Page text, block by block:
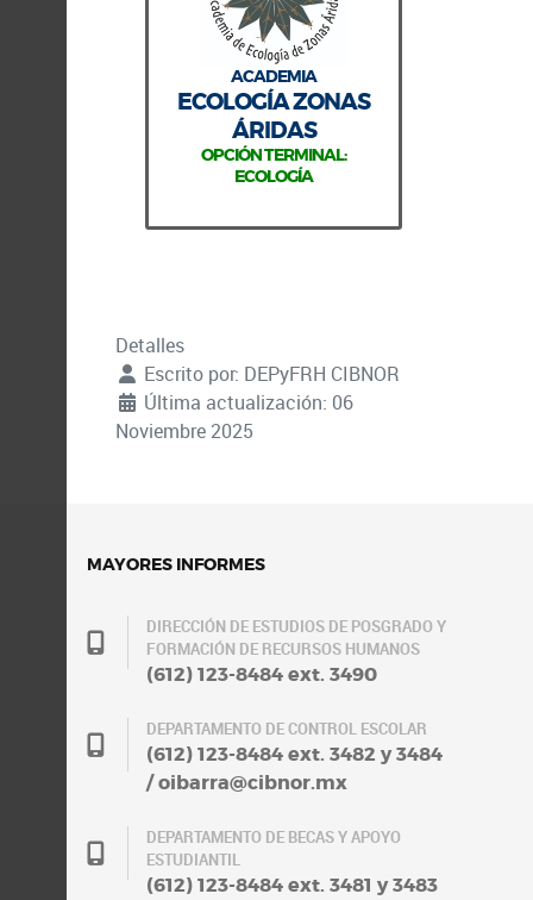
ACADEMIA
ECOLOGÍA ZONAS
ÁRIDAS
OPCIÓN TERMINAL:
ECOLOGÍA
Detalles
Escrito por: DEPyFRH CIBNOR
Última actualización: 06
Noviembre 2025
MAYORES INFORMES
DIRECCIÓN DE ESTUDIOS DE POSGRADO Y
FORMACIÓN DE RECURSOS HUMANOS
(612) 123-8484 ext. 3490
DEPARTAMENTO DE CONTROL ESCOLAR
(612) 123-8484 ext. 3482 y 3484
/ oibarra@cibnor.mx
DEPARTAMENTO DE BECAS Y APOYO
ESTUDIANTIL
(612) 123-8484 ext. 3481 y 3483